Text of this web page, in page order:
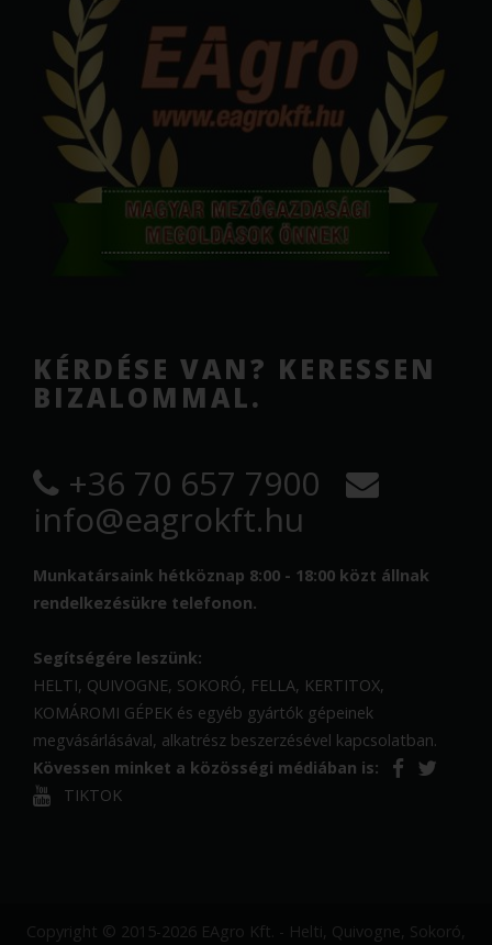
KÉRDÉSE VAN? KERESSEN
BIZALOMMAL.
+36 70 657 7900
info@eagrokft.hu
Munkatársaink hétköznap 8:00 - 18:00 közt állnak
rendelkezésükre telefonon.
Segítségére leszünk:
HELTI, QUIVOGNE, SOKORÓ, FELLA, KERTITOX,
KOMÁROMI GÉPEK és egyéb gyártók gépeinek
megvásárlásával, alkatrész beszerzésével kapcsolatban.
Kövessen minket a közösségi médiában is:
TIKTOK
Copyright © 2015-2026 EAgro Kft. - Helti, Quivogne, Sokoró,